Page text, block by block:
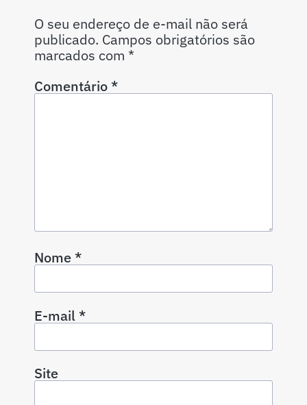
O seu endereço de e-mail não será
publicado. Campos obrigatórios são
marcados com *
Comentário*
Nome*
E-mail*
Site